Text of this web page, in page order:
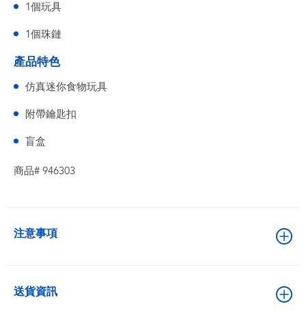
1個玩具
1個珠鏈
產品特色
仿真迷你食物玩具
附帶鑰匙扣
盲盒
商品# 946303
注意事項
送貨資訊